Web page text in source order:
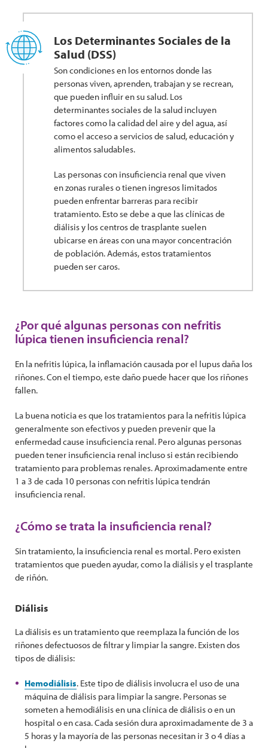
Los Determinantes Sociales de la
Salud (DSS)
Son condiciones en los entornos donde las
personas viven, aprenden, trabajan y se recrean,
que pueden influir en su salud. Los
determinantes sociales de la salud incluyen
factores como la calidad del aire y del agua, así
como el acceso a servicios de salud, educación y
alimentos saludables.
Las personas con insuficiencia renal que viven
en zonas rurales o tienen ingresos limitados
pueden enfrentar barreras para recibir
tratamiento. Esto se debe a que las clínicas de
diálisis y los centros de trasplante suelen
ubicarse en áreas con una mayor concentración
de población. Además, estos tratamientos
pueden ser caros.
¿Por qué algunas personas con nefritis
lúpica tienen insuficiencia renal?
En la nefritis lúpica, la inflamación causada por el lupus daña los
riñones. Con el tiempo, este daño puede hacer que los riñones
fallen.
La buena noticia es que los tratamientos para la nefritis lúpica
generalmente son efectivos y pueden prevenir que la
enfermedad cause insuficiencia renal. Pero algunas personas
pueden tener insuficiencia renal incluso si están recibiendo
tratamiento para problemas renales. Aproximadamente entre
1 a 3 de cada 10 personas con nefritis lúpica tendrán
insuficiencia renal.
¿Cómo se trata la insuficiencia renal?
Sin tratamiento, la insuficiencia renal es mortal. Pero existen
tratamientos que pueden ayudar, como la diálisis y el trasplante
de riñón.
Diálisis
La diálisis es un tratamiento que reemplaza la función de los
riñones defectuosos de filtrar y limpiar la sangre. Existen dos
tipos de diálisis:
Hemodiálisis. Este tipo de diálisis involucra el uso de una
máquina de diálisis para limpiar la sangre. Personas se
someten a hemodiálisis en una clínica de diálisis o en un
hospital o en casa. Cada sesión dura aproximadamente de 3 a
5 horas y la mayoría de las personas necesitan ir 3 o 4 días a